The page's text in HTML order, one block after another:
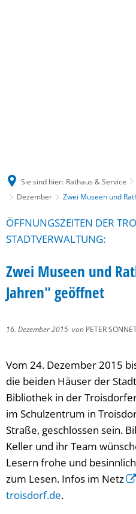
Sie sind hier: Rathaus & Service
Dezember
Zwei Museen und
ÖFFNUNGSZEITEN DER
STADTVERWALTUNG:
Zwei Museen und
Jahren" geöffnet
16. Dezember 2015 von PETER
Vom 24. Dezember 2015
die beiden Häuser der
Bibliothek in der
im Schulzentrum in
Straße, geschlossen sein.
Keller und ihr Team
Lesern frohe und
zum Lesen. Infos im Netz
troisdorf.de.